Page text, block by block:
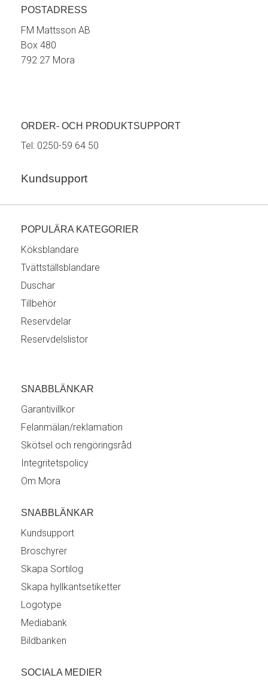
POSTADRESS
FM Mattsson AB
Box 480
792 27 Mora
ORDER- OCH PRODUKTSUPPORT
Tel: 0250-59 64 50
Kundsupport
POPULÄRA KATEGORIER
Köksblandare
Tvättställsblandare
Duschar
Tillbehör
Reservdelar
Reservdelslistor
SNABBLÄNKAR
Garantivillkor
Felanmälan/reklamation
Skötsel och rengöringsråd
Integritetspolicy
Om Mora
SNABBLÄNKAR
Kundsupport
Broschyrer
Skapa Sortilog
Skapa hyllkantsetiketter
Logotype
Mediabank
Bildbanken
SOCIALA MEDIER